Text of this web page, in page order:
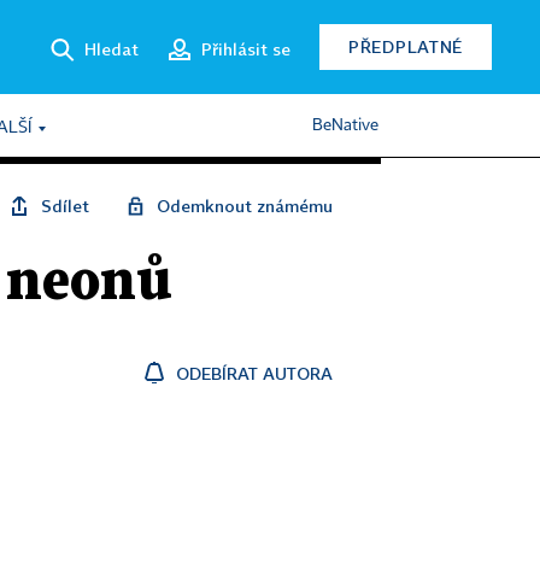
Hledat Přihlásit se PŘEDPLATNÉ
BeNative
Sdílet Odemknout známému
neonů
ODEBÍRAT AUTORA